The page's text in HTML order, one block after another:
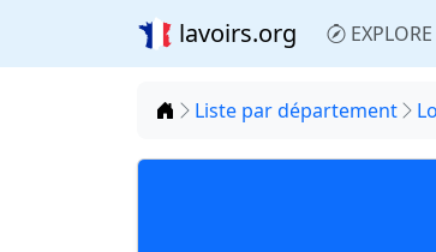
lavoirs.org EXPLORE
Accueil
Liste par département